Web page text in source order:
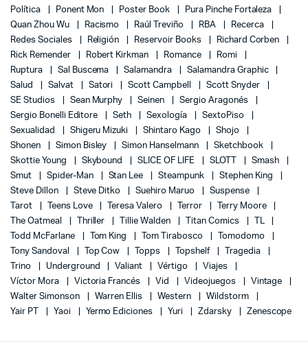
Política
Ponent Mon Poster Book
Pura Pinche Fortaleza
Quan Zhou Wu
Racismo Raúl Treviño RBA
Recerca
Redes Sociales
Religión Reservoir Books
Richard Corben
Rick Remender
Robert Kirkman Romance
Romi
Ruptura
Sal Buscema Salamandra
Salamandra Graphic
Salud
Salvat Satori Scott Campbell
Scott Snyder
SE Studios
Sean Murphy Seinen
Sergio Aragonés
Sergio Bonelli Editore
Seth Sexología
SextoPiso
Sexualidad
Shigeru Mizuki Shintaro Kago
Shojo
Shonen
Simon Bisley Simon Hanselmann
Sketchbook
Skottie Young
Skybound SLICE OF LIFE SLOTT
Smash
Smut
Spider-Man Stan Lee Steampunk
Stephen King
Steve Dillon
Steve Ditko Suehiro Maruo
Suspense
Tarot
Teens Love Teresa Valero Terror
Terry Moore
The Oatmeal
Thriller Tillie Walden Titan Comics
TL
Todd McFarlane
Tom King Tom Tirabosco
Tomodomo
Tony Sandoval
Top Cow Topps Topshelf
Tragedia
Trino
Underground Valiant Vértigo
Viajes
Víctor Mora
Victoria Francés Vid Videojuegos
Vintage
Walter Simonson
Warren Ellis Western
Wildstorm
Yair PT
Yaoi Yermo Ediciones Yuri Zdarsky Zenescope